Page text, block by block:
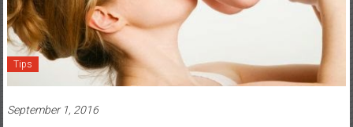
Tips
September 1, 2016